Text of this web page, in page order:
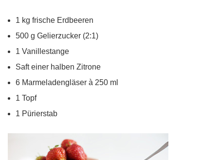
1 kg frische Erdbeeren
500 g Gelierzucker (2:1)
1 Vanillestange
Saft einer halben Zitrone
6 Marmeladengläser à 250 ml
1 Topf
1 Pürierstab